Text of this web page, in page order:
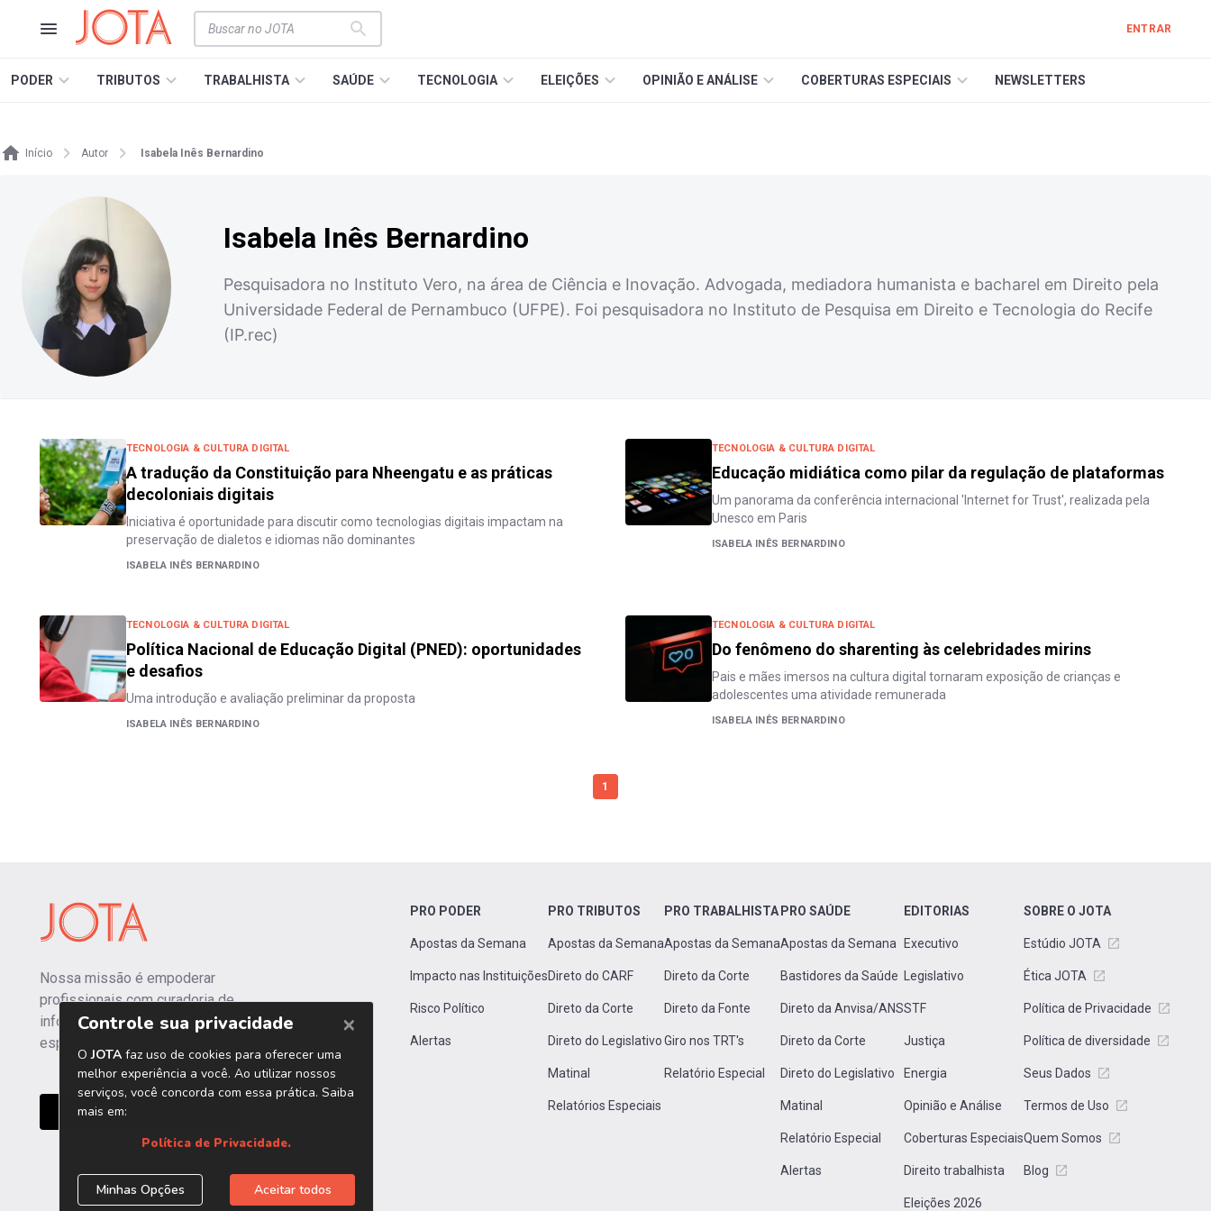
ENTRAR
PODER TRIBUTOS TRABALHISTA SAÚDE TECNOLOGIA ELEIÇÕES OPINIÃO E ANÁLISE COBERTURAS ESPECIAIS NEWSLETTERS
Início Autor Isabela Inês Bernardino
Isabela Inês Bernardino
Pesquisadora no Instituto Vero, na área de Ciência e Inovação. Advogada, mediadora humanista e bacharel em Direito pela
Universidade Federal de Pernambuco (UFPE). Foi pesquisadora no Instituto de Pesquisa em Direito e Tecnologia do Recife
(IP.rec)
TECNOLOGIA & CULTURA DIGITAL
A tradução da Constituição para Nheengatu e as práticas
decoloniais digitais
Iniciativa é oportunidade para discutir como tecnologias digitais impactam na
preservação de dialetos e idiomas não dominantes
ISABELA INÊS BERNARDINO
TECNOLOGIA & CULTURA DIGITAL
Educação midiática como pilar da regulação de plataformas
Um panorama da conferência internacional 'Internet for Trust', realizada pela
Unesco em Paris
ISABELA INÊS BERNARDINO
TECNOLOGIA & CULTURA DIGITAL
Política Nacional de Educação Digital (PNED): oportunidades
e desafios
Uma introdução e avaliação preliminar da proposta
ISABELA INÊS BERNARDINO
TECNOLOGIA & CULTURA DIGITAL
Do fenômeno do sharenting às celebridades mirins
Pais e mães imersos na cultura digital tornaram exposição de crianças e
adolescentes uma atividade remunerada
ISABELA INÊS BERNARDINO
1
Nossa missão é empoderar
profissionais com curadoria de
informações independentes e
especializadas.
CONHEÇA O JOTA PRO
PRO PODER
Apostas da Semana
Impacto nas Instituições
Risco Político
Alertas
PRO TRIBUTOS
Apostas da Semana
Direto do CARF
Direto da Corte
Direto do Legislativo
Matinal
Relatórios Especiais
PRO TRABALHISTA
Apostas da Semana
Direto da Corte
Direto da Fonte
Giro nos TRT's
Relatório Especial
PRO SAÚDE
Apostas da Semana
Bastidores da Saúde
Direto da Anvisa/ANS
Direto da Corte
Direto do Legislativo
Matinal
Relatório Especial
Alertas
EDITORIAS
Executivo
Legislativo
STF
Justiça
Energia
Opinião e Análise
Coberturas Especiais
Direito trabalhista
Eleições 2026
SOBRE O JOTA
Estúdio JOTA
Ética JOTA
Política de Privacidade
Política de diversidade
Seus Dados
Termos de Uso
Quem Somos
Blog